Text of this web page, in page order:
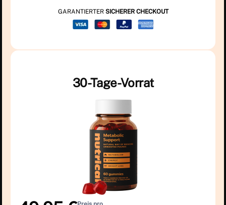
30-Tage-Vorrat
GARANTIERTER SICHERER CHECKOUT